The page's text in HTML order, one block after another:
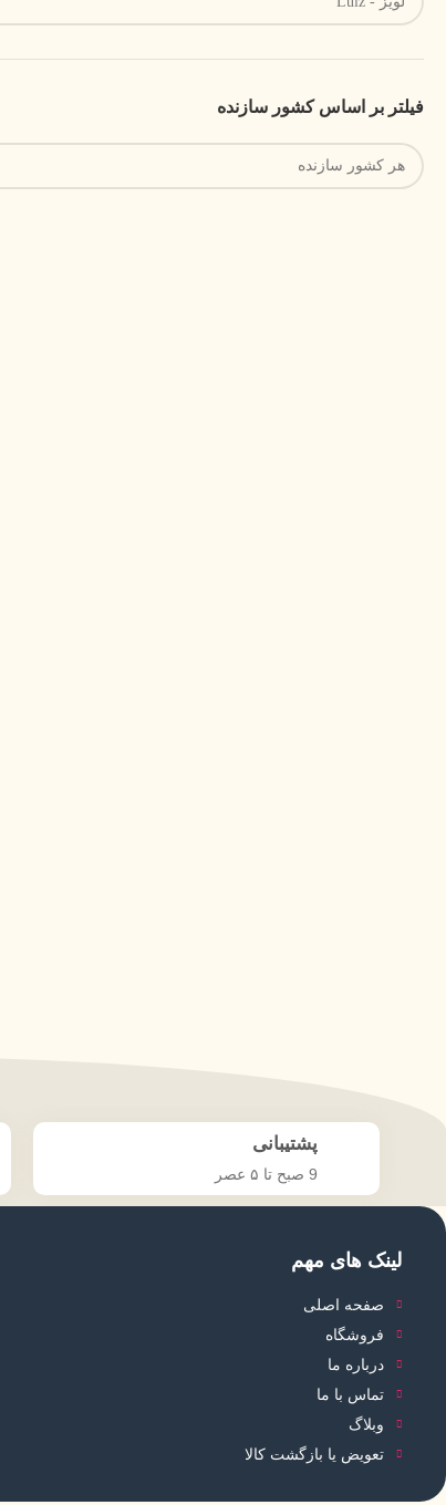
فیلتر بر اساس کشور سازنده
پشتیبانی
9 صبح تا ۵ عصر
لینک های مهم
صفحه اصلی
فروشگاه
درباره ما
تماس با ما
وبلاگ
تعویض یا بازگشت کالا